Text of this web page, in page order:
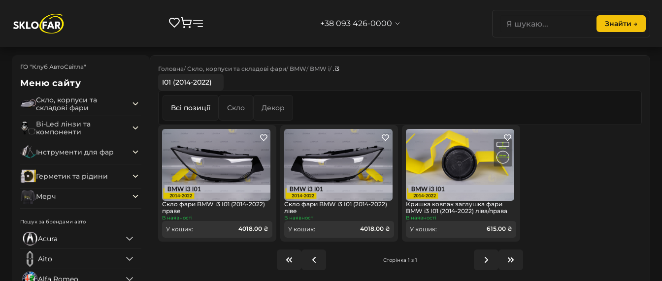
+38 093 426-0000 Знайти →
ГО "Клуб АвтоСвітла"
Меню сайту
Скло, корпуси та
складові фари
Bi-Led лінзи та
компоненти
Інструменти для фар
Герметик та рідини
Мерч
Пошук за брендами авто
Acura
Aito
Alfa Romeo
Головна Скло, корпуси та складові фари BMW BMW i .i3
I01 (2014-2022)
Всі позиції Скло Декор
Скло фари BMW i3 I01 (2014-2022)
праве
В наявності
У кошик: 4018.00 ₴
Скло фари BMW i3 I01 (2014-2022)
ліве
В наявності
У кошик: 4018.00 ₴
Кришка ковпак заглушка фари
BMW i3 I01 (2014-2022) ліва/права
В наявності
У кошик: 615.00 ₴
Сторінка 1 з 1